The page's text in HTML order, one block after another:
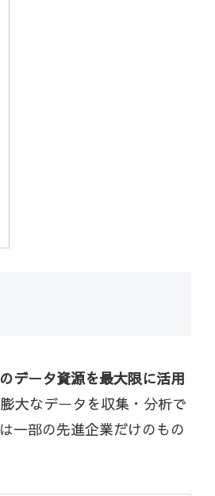
データ資源を最大限に活用
大なデータを収集・分析で
一部の先進企業だけのもの